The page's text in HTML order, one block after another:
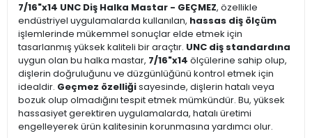
7/16"x14 UNC Diş Halka Mastar - GEÇMEZ, özellikle
endüstriyel uygulamalarda kullanılan, hassas diş ölçüm
işlemlerinde mükemmel sonuçlar elde etmek için
tasarlanmış yüksek kaliteli bir araçtır. UNC diş standardına
uygun olan bu halka mastar, 7/16"x14 ölçülerine sahip olup,
dişlerin doğruluğunu ve düzgünlüğünü kontrol etmek için
idealdir. Geçmez özelliğisayesinde, dişlerin hatalı veya
bozuk olup olmadığını tespit etmek mümkündür. Bu, yüksek
hassasiyet gerektiren uygulamalarda, hatalı üretimi
engelleyerek ürün kalitesinin korunmasına yardımcı olur.